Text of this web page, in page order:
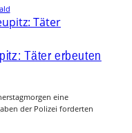
Täter erbeuten
eine
der Polizei forderten